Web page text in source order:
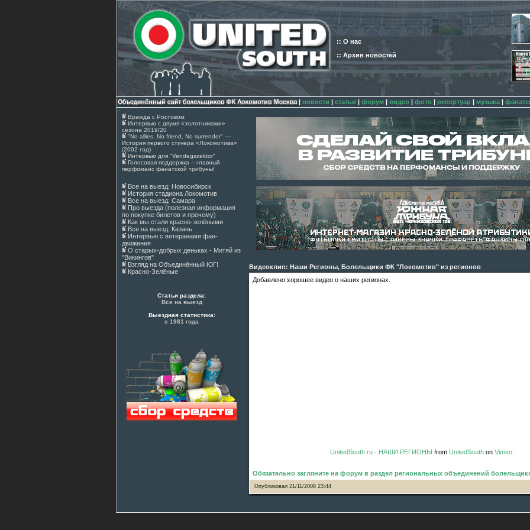
:: О нас
:: Архив новостей
| новости | статьи | форум | видео | фото | репертуар | музыка |
Вражда с Ростовом
Интервью с двумя «золотниками»
сезона 2019/20
"No allies, No friend, No surrender" —
История первого стикера «Локомотива»
(2002 год)
Интервью для "Vendegszektor"
Голосовая поддержка – главный
перфоманс фанатской трибуны!
Все на выезд: Новосибирск
История стадиона Локомотив
Все на выезд: Самара
Про выезда (полезная информация
по покупке билетов и прочему)
Как мы стали красно-зелёными
Все на выезд: Казань
Интервью с ветеранами фан-
движения
О старых-добрых деньках - Митяй из
"Викингов"
Взгляд на Объединённый ЮГ!
Красно-Зелёные
Статьи раздела:
Все на выезд
Выездная статистика:
с 1981 года
Видеоклип: Наши Регионы, Болельщики ФК "Локомотив" из регионов
Добавлено хорошее видео о наших регионах.
UnitedSouth.ru - НАШИ РЕГИОНЫ from UnitedSouthon Vimeo.
Обязательно загляните на форум в раздел региональных объединений
Опубликовал 21/11/2008 23:44